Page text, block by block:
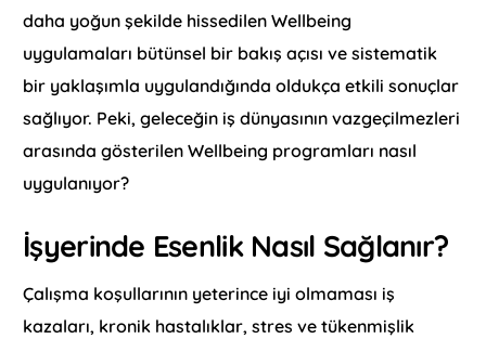
daha yoğun şekilde hissedilen Wellbeing
uygulamaları bütünsel bir bakış açısı ve sistematik
bir yaklaşımla uygulandığında oldukça etkili sonuçlar
sağlıyor. Peki, geleceğin iş dünyasının vazgeçilmezleri
arasında gösterilen Wellbeing programları nasıl
uygulanıyor?
İşyerinde Esenlik Nasıl Sağlanır?
Çalışma koşullarının yeterince iyi olmaması iş
kazaları, kronik hastalıklar, stres ve tükenmişlik